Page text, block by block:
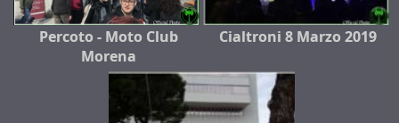
Percoto - Moto Club
Morena
Cialtroni 8 Marzo 2019